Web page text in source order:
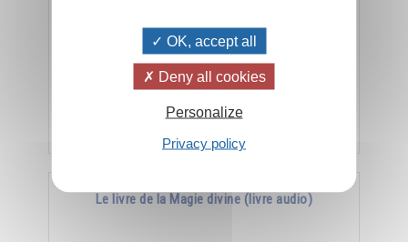
La meilleure arme contre la maladie, c’est
15.00CHF
Le livre de la Magie divine (livre audio)
OK, accept all
Deny all cookies
Personalize
Privacy policy